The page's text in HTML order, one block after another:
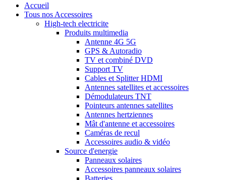
Accueil
Tous nos Accessoires
High-tech electricite
Produits multimedia
Antenne 4G 5G
GPS & Autoradio
TV et combiné DVD
Support TV
Cables et Splitter HDMI
Antennes satellites et accessoires
Démodulateurs TNT
Pointeurs antennes satellites
Antennes hertziennes
Mât d'antenne et accessoires
Caméras de recul
Accessoires audio & vidéo
Source d'energie
Panneaux solaires
Accessoires panneaux solaires
Batteries